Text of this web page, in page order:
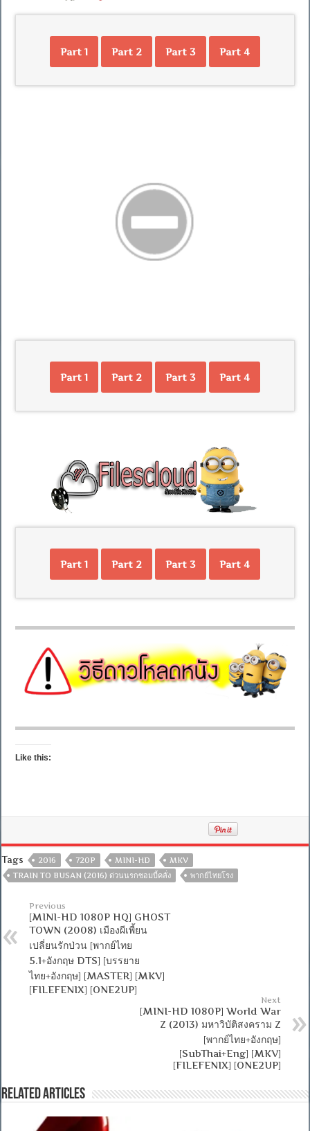
Part 1 Part 2 Part 3 Part 4
Part 1 Part 2 Part 3 Part 4
Part 1 Part 2 Part 3 Part 4
Like this:
Tags 2016 720P MINI-HD
MKV
TRAIN TO BUSAN (2016) ด่วนนรกซอมบี้คลั่ง
พากย์ไทยโรง
Previous
[MINI-HD 1080P HQ] GHOST
TOWN (2008) เมืองผีเพี้ยน
เปลี่ยนรักป่วน [พากย์ไทย
5.1+อังกฤษ DTS] [บรรยาย
ไทย+อังกฤษ] [MASTER] [MKV]
[FILEFENIX] [ONE2UP]
Next
[MINI-HD 1080P] World War
Z (2013) มหาวิบัติสงคราม Z
[พากย์ไทย+อังกฤษ]
[SubThai+Eng] [MKV]
[FILEFENIX] [ONE2UP]
Related Articles